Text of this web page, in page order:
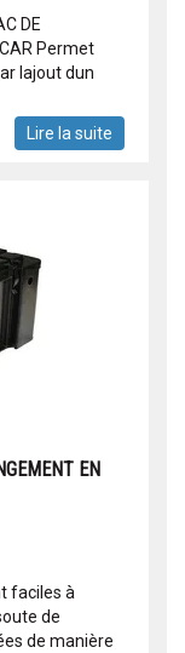
DE
CAR Permet
lajout dun
Lire la suite
EN
faciles à
de
de manière